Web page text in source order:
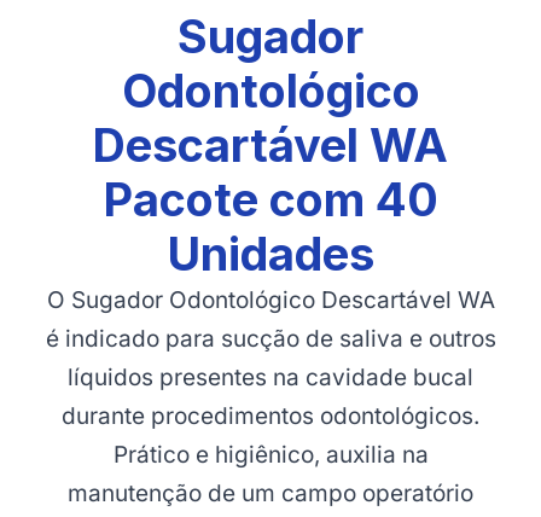
Sugador
Odontológico
Descartável WA
Pacote com 40
Unidades
O Sugador Odontológico Descartável WA
é indicado para sucção de saliva e outros
líquidos presentes na cavidade bucal
durante procedimentos odontológicos.
Prático e higiênico, auxilia na
manutenção de um campo operatório